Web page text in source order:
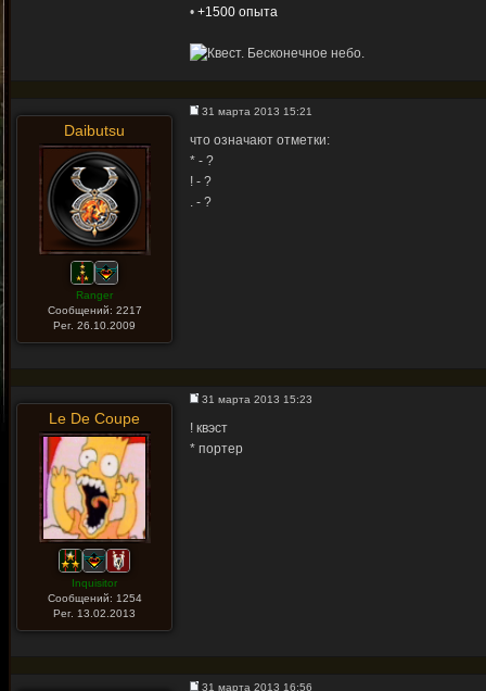
• +1500 опыта
Daibutsu
Ranger
Сообщений: 2217
Рег. 26.10.2009
31 марта 2013 15:21
что означают отметки:
* - ?
! - ?
. - ?
Le De Coupe
Inquisitor
Сообщений: 1254
Рег. 13.02.2013
31 марта 2013 15:23
! квэст
* портер
31 марта 2013 16:56